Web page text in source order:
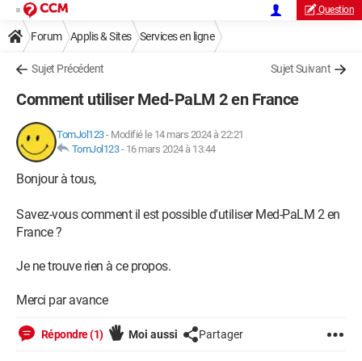
Question
Forum Applis & Sites Services en ligne
Sujet Précédent Sujet Suivant
Comment utiliser Med-PaLM 2 en France
TomJol123- Modifié le 14 mars 2024 à 22:21
TomJol123- 16 mars 2024 à 13:44
Bonjour à tous,
Savez-vous comment il est possible d'utiliser Med-PaLM 2 en
France ?
Je ne trouve rien à ce propos.
Merci par avance
Répondre (1) Moi aussi Partager